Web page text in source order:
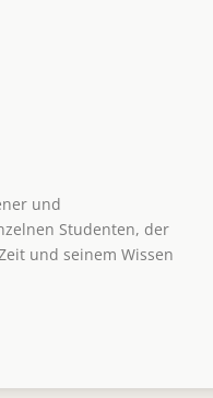
und
Studenten, der
und seinem Wissen